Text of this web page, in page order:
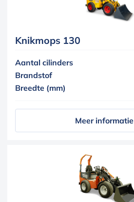
Knikmops 130
Aantal cilinders
Brandstof
Breedte (mm)
Meer informatie